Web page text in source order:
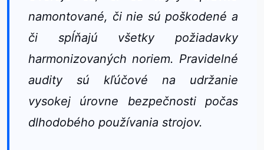
namontované, či nie sú poškodené a
či spĺňajú všetky požiadavky
harmonizovaných noriem. Pravidelné
audity sú kľúčové na udržanie
vysokej úrovne bezpečnosti počas
dlhodobého používania strojov.